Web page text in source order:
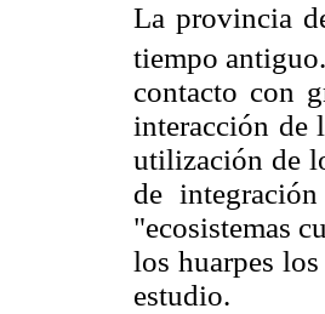
La provincia
tiempo
contacto con
interacción de
utilización de
de
"ecosistemas
los huarpes
estudio.